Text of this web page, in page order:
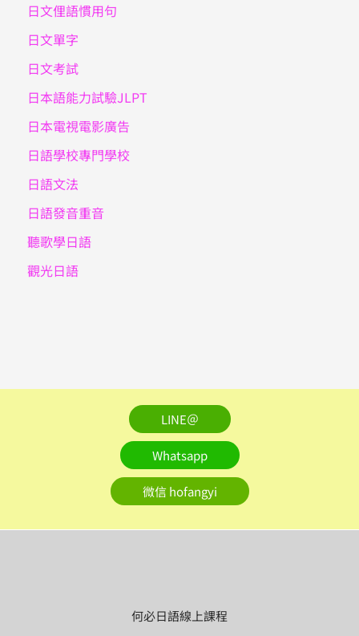
日文俚語慣用句
日文單字
日文考試
日本語能力試驗JLPT
日本電視電影廣告
日語學校專門學校
日語文法
日語發音重音
聽歌學日語
觀光日語
LINE＠
Whatsapp
微信 hofangyi
何必日語線上課程